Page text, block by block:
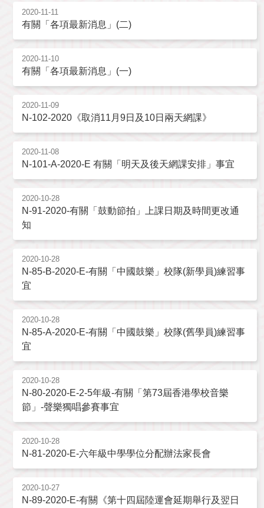
2020-11-11
有關「各項最新消息」(二)
2020-11-10
有關「各項最新消息」(一)
2020-11-09
N-102-2020《取消11月9日及10日兩天網課》
2020-11-08
N-101-A-2020-E 有關「明天及後天網課安排」事宜
2020-10-28
N-91-2020-有關「鼓動節拍」上課日期及時間更改通
知
2020-10-28
N-85-B-2020-E-有關「中國鼓樂」校隊(新學員)練習事
宜
2020-10-28
N-85-A-2020-E-有關「中國鼓樂」校隊(舊學員)練習事
宜
2020-10-28
N-80-2020-E-2-5年級-有關「第73屆香港學校音樂
節」-聲樂獨唱參賽事宜
2020-10-28
N-81-2020-E-六年級中學學位分配辦法家長會
2020-10-27
N-89-2020-E-有關《第十四屆陸運會延期舉行及翌日